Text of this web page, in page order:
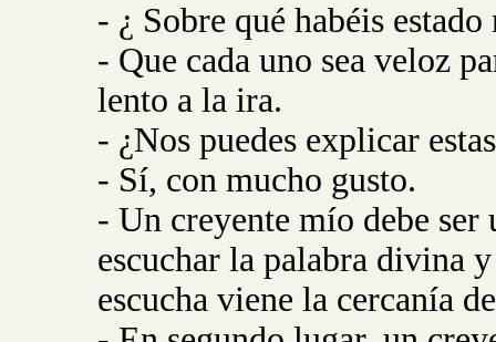
- ¿ Sobre qué habéis
- Que cada uno sea veloz
lento a la ira.
- ¿Nos puedes explicar
- Sí, con mucho gusto.
- Un creyente mío debe ser
escuchar la palabra divina
escucha viene la cercanía